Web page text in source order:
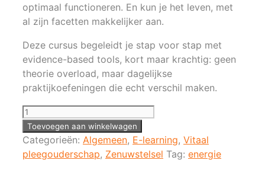
optimaal functioneren. En kun je het leven, met
al zijn facetten makkelijker aan.
Deze cursus begeleidt je stap voor stap met
evidence-based tools, kort maar krachtig: geen
theorie overload, maar dagelijkse
praktijkoefeningen die echt verschil maken.
ONLINE:
Zenuwstelsel
in
balans
Toevoegen aan winkelwagen
Categorieën: Algemeen, E-learning, Vitaal
pleegouderschap, Zenuwstelsel Tag: energie